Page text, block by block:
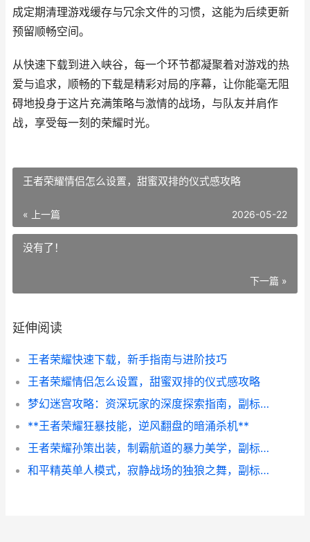
成定期清理游戏缓存与冗余文件的习惯，这能为后续更新
预留顺畅空间。
从快速下载到进入峡谷，每一个环节都凝聚着对游戏的热
爱与追求，顺畅的下载是精彩对局的序幕，让你能毫无阻
碍地投身于这片充满策略与激情的战场，与队友并肩作
战，享受每一刻的荣耀时光。
王者荣耀情侣怎么设置，甜蜜双排的仪式感攻略
« 上一篇 2026-05-22
没有了！
下一篇 »
延伸阅读
王者荣耀快速下载，新手指南与进阶技巧
王者荣耀情侣怎么设置，甜蜜双排的仪式感攻略
梦幻迷宫攻略：资深玩家的深度探索指南，副标题：从入门到精通的实战心得
**王者荣耀狂暴技能，逆风翻盘的暗涌杀机**
王者荣耀孙策出装，制霸航道的暴力美学，副标题，从船夫到战神的装备进化论。
和平精英单人模式，寂静战场的独狼之舞，副标题，孤身一人决胜千里